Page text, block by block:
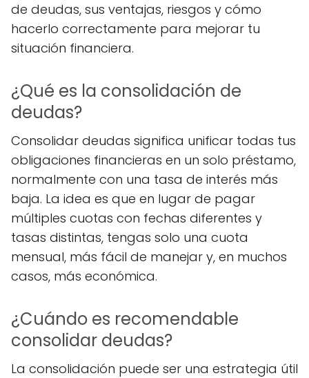
de deudas, sus ventajas, riesgos y cómo
hacerlo correctamente para mejorar tu
situación financiera.
¿Qué es la consolidación de
deudas?
Consolidar deudas significa unificar todas tus
obligaciones financieras en un solo préstamo,
normalmente con una tasa de interés más
baja. La idea es que en lugar de pagar
múltiples cuotas con fechas diferentes y
tasas distintas, tengas solo una cuota
mensual, más fácil de manejar y, en muchos
casos, más económica.
¿Cuándo es recomendable
consolidar deudas?
La consolidación puede ser una estrategia útil